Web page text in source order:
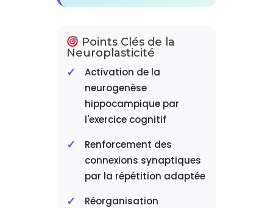
Points Clés de la
Neuroplasticité
Activation de la
neurogenèse
hippocampique par
l'exercice cognitif
Renforcement des
connexions synaptiques
par la répétition adaptée
Réorganisation